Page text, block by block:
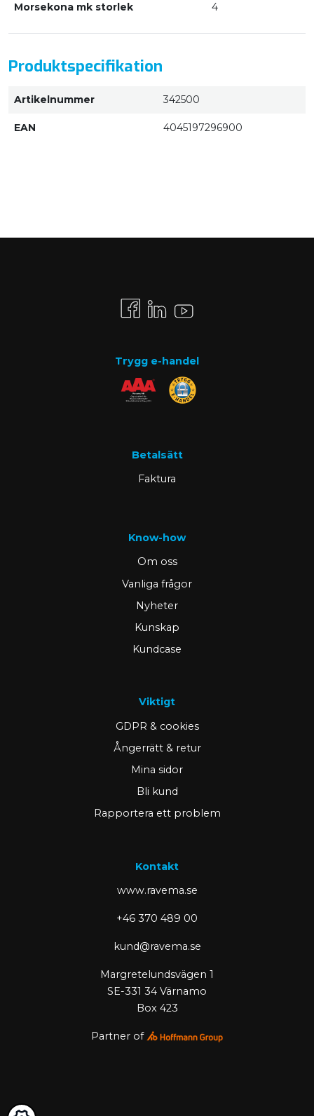
Morsekona mk storlek 4
Produktspecifikation
Artikelnummer 342500
EAN 4045197296900
Trygg e-handel
Betalsätt
Faktura
Know-how
Om oss
Vanliga frågor
Nyheter
Kunskap
Kundcase
Viktigt
GDPR & cookies
Ångerrätt & retur
Mina sidor
Bli kund
Rapportera ett problem
Kontakt
www.ravema.se
+46 370 489 00
kund@ravema.se
Margretelundsvägen 1
SE-331 34 Värnamo
Box 423
Partner of